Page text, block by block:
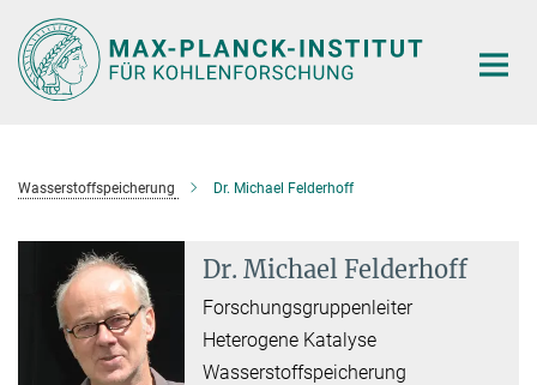
Hauptinhalt
Wasserstoffspeicherung Dr. Michael Felderhoff
Dr. Michael Felderhoff
Forschungsgruppenleiter
Heterogene Katalyse
Wasserstoffspeicherung